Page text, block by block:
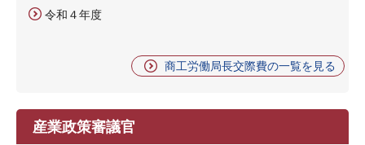
令和４年度
商工労働局長交際費の一覧を見る
産業政策審議官